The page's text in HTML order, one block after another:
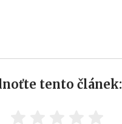
tento článek: